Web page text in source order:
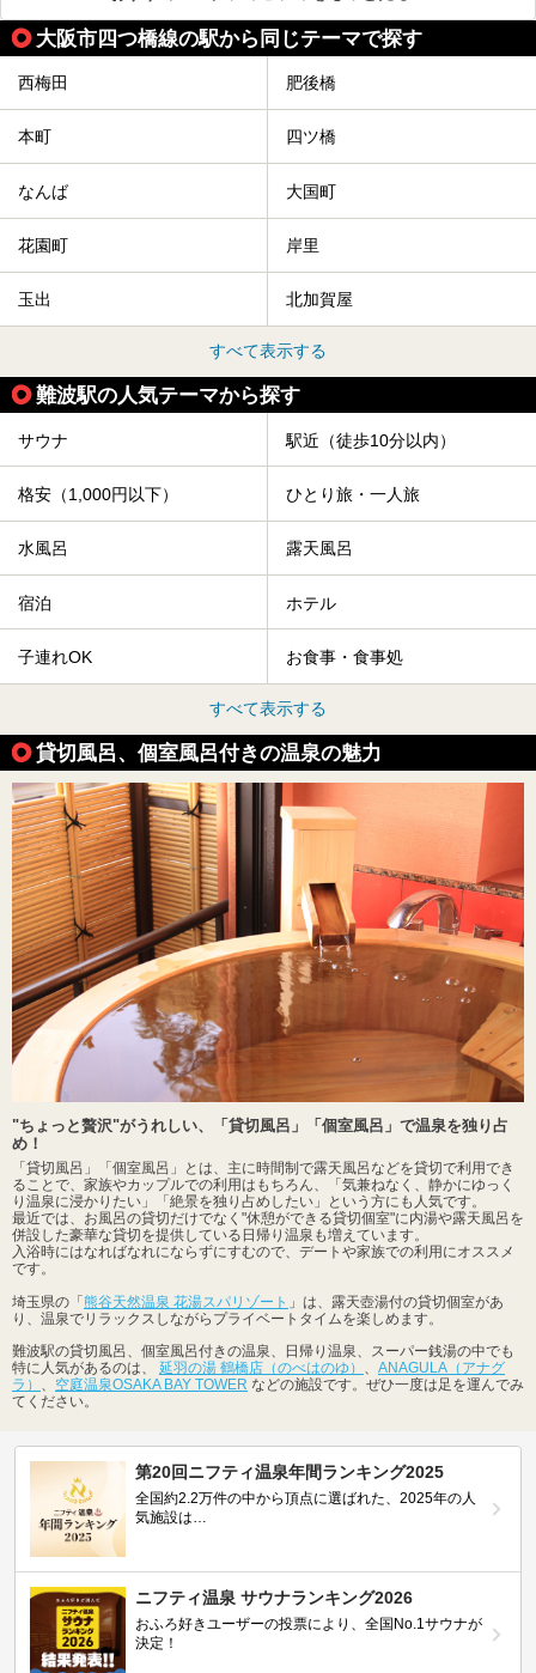
大阪市四つ橋線の駅から同じテーマで探す
西梅田 肥後橋
本町 四ツ橋
なんば 大国町
花園町 岸里
玉出 北加賀屋
すべて表示する
難波駅の人気テーマから探す
サウナ 駅近（徒歩10分以内）
格安（1,000円以下） ひとり旅・一人旅
水風呂 露天風呂
宿泊 ホテル
子連れOK お食事・食事処
すべて表示する
貸切風呂、個室風呂付きの温泉の魅力
"ちょっと贅沢"がうれしい、「貸切風呂」「個室風呂」で温泉を独り占
め！
「貸切風呂」「個室風呂」とは、主に時間制で露天風呂などを貸切で利用でき
ることで、家族やカップルでの利用はもちろん、「気兼ねなく、静かにゆっく
り温泉に浸かりたい」「絶景を独り占めしたい」という方にも人気です。
最近では、お風呂の貸切だけでなく"休憩ができる貸切個室"に内湯や露天風呂を
併設した豪華な貸切を提供している日帰り温泉も増えています。
入浴時にはなればなれにならずにすむので、デートや家族での利用にオススメ
です。
埼玉県の「 熊谷天然温泉 花湯スパリゾート 」は、露天壺湯付の貸切個室があ
り、温泉でリラックスしながらプライベートタイムを楽しめます。
難波駅の貸切風呂、個室風呂付きの温泉、日帰り温泉、スーパー銭湯の中でも
特に人気があるのは、 延羽の湯 鶴橋店（のべはのゆ） 、 ANAGULA（アナグ
ラ） 、 空庭温泉OSAKA BAY TOWER などの施設です。ぜひ一度は足を運んでみ
てください。
第20回ニフティ温泉年間ランキング2025
全国約2.2万件の中から頂点に選ばれた、2025年の人
気施設は…
ニフティ温泉 サウナランキング2026
おふろ好きユーザーの投票により、全国No.1サウナが
決定！